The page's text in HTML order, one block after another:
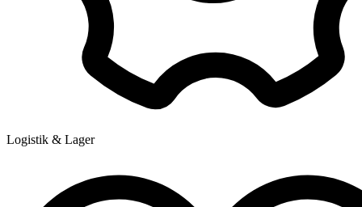
Logistik & Lager